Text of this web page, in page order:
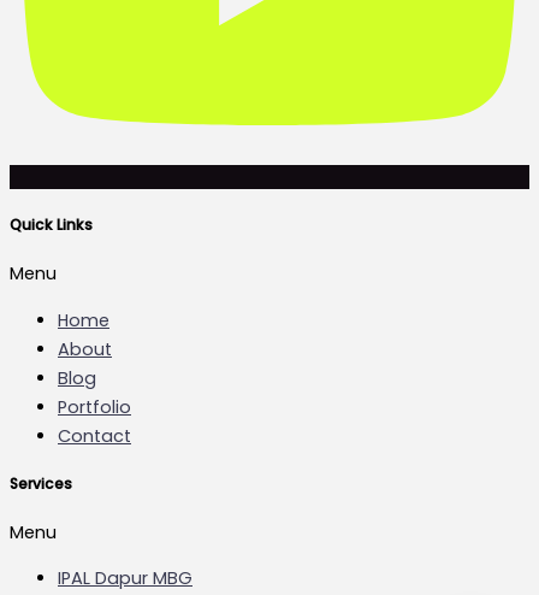
Quick Links
Menu
Home
About
Blog
Portfolio
Contact
Services
Menu
IPAL Dapur MBG